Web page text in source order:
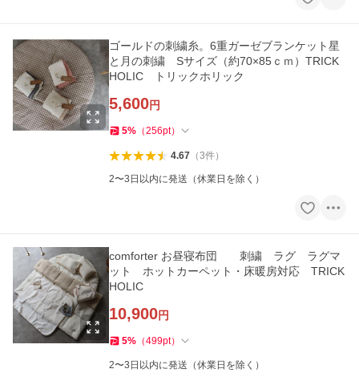
ゴールドの刺繍糸。6重ガーゼブランケット星
と月の刺繍 Sサイズ（約70×85ｃｍ）TRICK
HOLIC トリックホリック
5,600円
5% （256pt）
4.67（3件）
2〜3日以内に発送（休業日を除く）
comforter お昼寝布団 刺繍 ラグ ラグマ
ット ホットカーペット・床暖房対応 TRICK
HOLIC
10,900円
5% （499pt）
2〜3日以内に発送（休業日を除く）